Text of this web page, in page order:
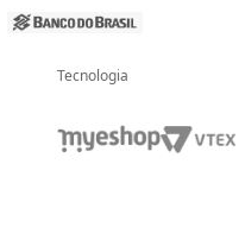
Tecnologia